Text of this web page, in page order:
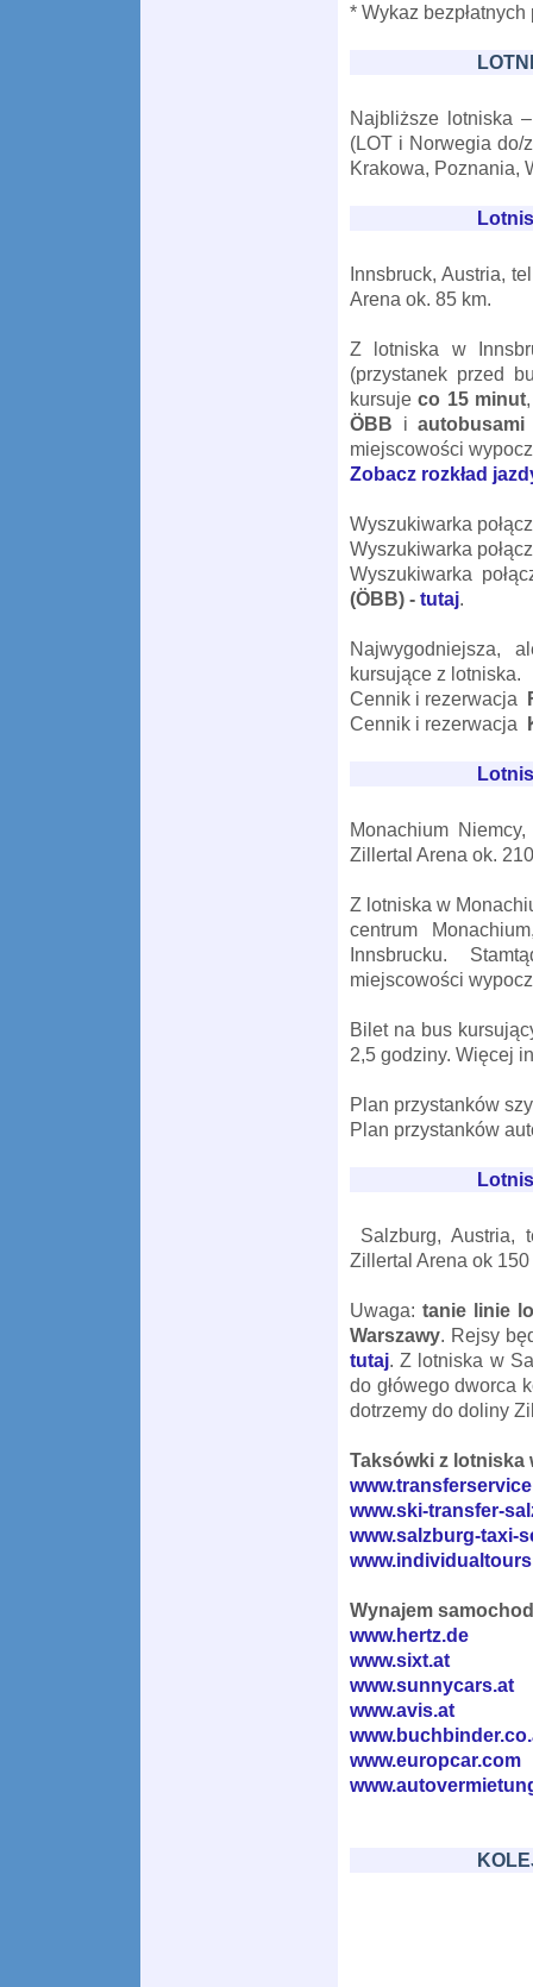
* Wykaz
Najbliższe lotniska
(LOT i Norwegia do/
Krakowa, Poznania,
Innsbruck, Austria,
Arena ok. 85 km.
Z lotniska w
(przystanek przed
kursujeco 15 minut
ÖBB i
miejscowości
Zobacz rozkład
Wyszukiwarka
Wyszukiwarka
Wyszukiwarka
(ÖBB) - tutaj.
Najwygodniejsza,
kursujące z lotniska.
Cennik i rezerwacja
Cennik i rezerwacja
Monachium
Zillertal Arena ok.
Z lotniska w
centrum
Innsbrucku.
miejscowości
Bilet na bus
2,5 godziny. Więcej
Plan przystanków
Plan przystanków
Salzburg, Austria,
Zillertal Arena ok
Uwaga: tanie linie
Warszawy. Rejsy
tutaj. Z lotniska w
do główego dworca
dotrzemy do doliny
Taksówki z lotniska
www.ski-transfer-
www.salzburg-taxi-
Wynajem
www.hertz.de
www.sixt.at
www.sunnycars.at
www.avis.at
www.europcar.com